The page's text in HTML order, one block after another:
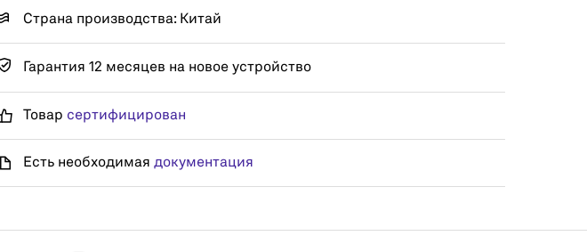
Страна производства: Китай
Гарантия 12 месяцев на новое устройство
Товар сертифицирован
Есть необходимая документация